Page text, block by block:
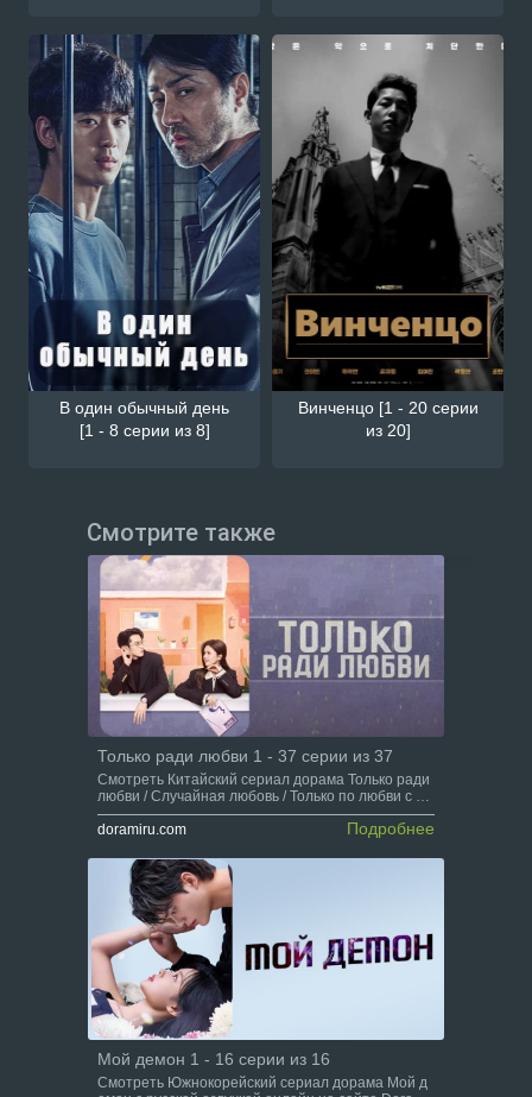
В один обычный день
[1 - 8 серии из 8]
Винченцо [1 - 20 серии
из 20]
Смотрите также
Только ради любви 1 - 37 серии из 37
Смотреть Китайский сериал дорама Только ради
любви / Случайная любовь / Только по любви с ру
сской озвучкой онлайн на сайте Doramiru.com
doramiru.com
Подробнее
Мой демон 1 - 16 серии из 16
Смотреть Южнокорейский сериал дорама Мой д